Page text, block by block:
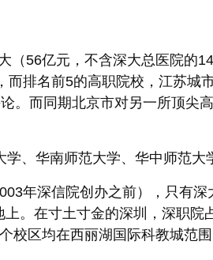
56亿元，不含深大总医院的
排名前5的高职院校，江苏
。而同期北京市对另一所顶
、华南师范大学、华中师范
年深信院创办之前），只有
。在寸土寸金的深圳，深职
区均在西丽湖国际科教城范